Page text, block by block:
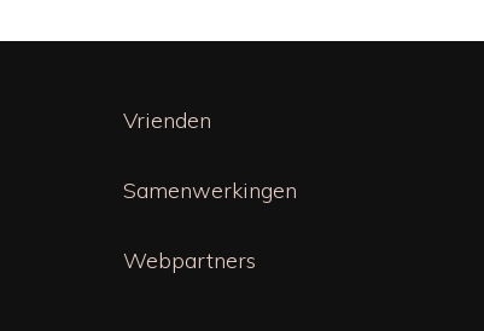
Vrienden
Samenwerkingen
Webpartners